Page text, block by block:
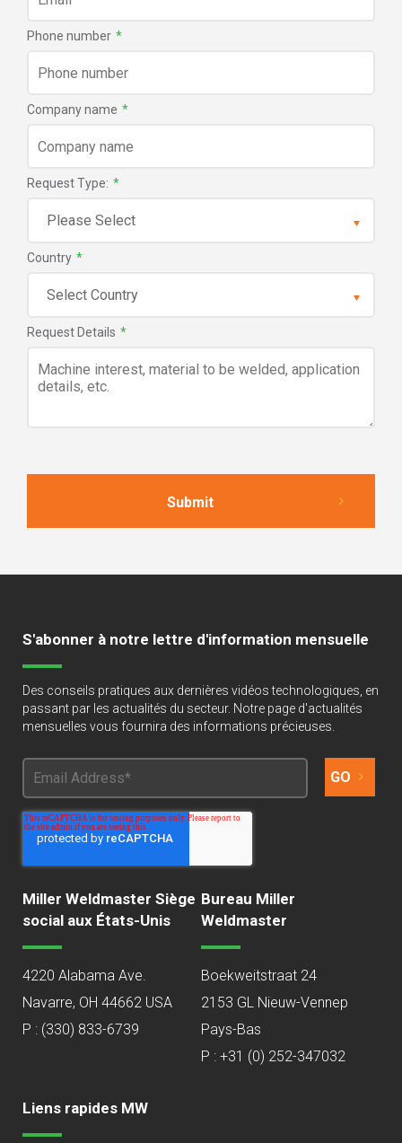
Phone number *
Company name *
Request Type: *
Country *
Request Details *
S'abonner à notre lettre d'information mensuelle
Des conseils pratiques aux dernières vidéos technologiques, en
passant par les actualités du secteur. Notre page d'actualités
mensuelles vous fournira des informations précieuses.
Miller Weldmaster Siège
social aux États-Unis
4220 Alabama Ave.
Navarre, OH 44662 USA
P : (330) 833-6739
Bureau Miller
Weldmaster
Boekweitstraat 24
2153 GL Nieuw-Vennep
Pays-Bas
P : +31 (0) 252-347032
Liens rapides MW